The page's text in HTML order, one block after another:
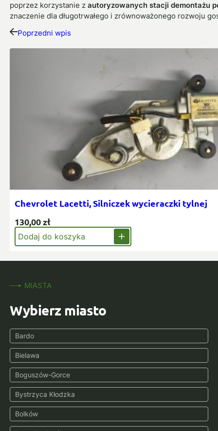
poprzez korzystanie z autoryzowanych stacji demontażu
znaczenie dla długotrwałego i zrównoważonego rozwoju
Poprzedni wpis
Chevrolet Lacetti, Silniczek wycieraczki tylnej
130,00zł
Dodaj do koszyka
MIASTA
Wybierz miasto
Bardo
Bielawa
Boguszów-Gorce
Bystrzyca Kłodzka
Bolków